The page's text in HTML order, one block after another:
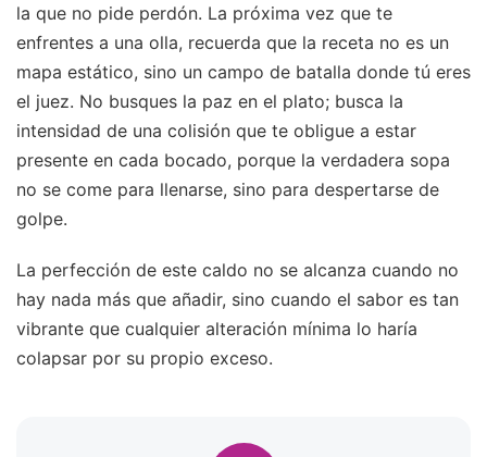
la que no pide perdón. La próxima vez que te
enfrentes a una olla, recuerda que la receta no es un
mapa estático, sino un campo de batalla donde tú eres
el juez. No busques la paz en el plato; busca la
intensidad de una colisión que te obligue a estar
presente en cada bocado, porque la verdadera sopa
no se come para llenarse, sino para despertarse de
golpe.
La perfección de este caldo no se alcanza cuando no
hay nada más que añadir, sino cuando el sabor es tan
vibrante que cualquier alteración mínima lo haría
colapsar por su propio exceso.